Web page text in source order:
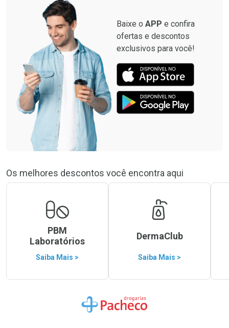
Baixe o APP e confira
ofertas e descontos
exclusivos para você!
Os melhores descontos você encontra aqui
PBM
Laboratórios
Saiba Mais >
DermaClub
Saiba Mais >
Ir para a Home